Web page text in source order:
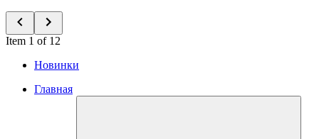
Item 1 of 12
Новинки
Главная